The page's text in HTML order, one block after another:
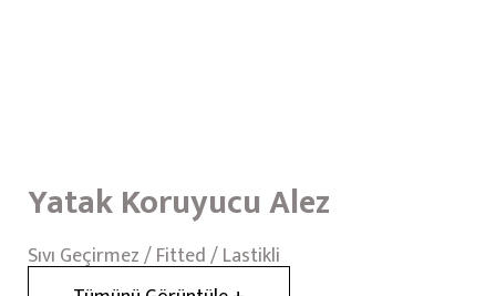
Yatak Koruyucu Alez
Sıvı Geçirmez / Fitted / Lastikli